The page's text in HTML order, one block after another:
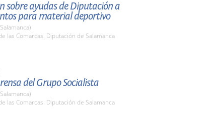
sobre ayudas de Diputación a
para material deportivo
las Comarcas. Diputación de Salamanca
del Grupo Socialista
las Comarcas. Diputación de Salamanca